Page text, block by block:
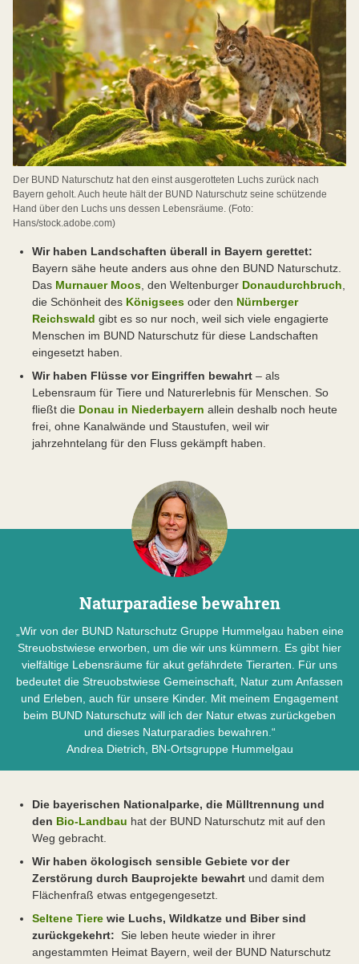
Der BUND Naturschutz hat den einst ausgerotteten Luchs zurück nach
Bayern geholt. Auch heute hält der BUND Naturschutz seine schützende
Hand über den Luchs uns dessen Lebensräume. (Foto:
Hans/stock.adobe.com)
Wir haben Landschaften überall in Bayern gerettet:
Bayern sähe heute anders aus ohne den BUND Naturschutz.
Das Murnauer Moos , den Weltenburger Donaudurchbruch
die Schönheit des Königsees oder den Nürnberger
Reichswald gibt es so nur noch, weil sich viele engagierte
Menschen im BUND Naturschutz für diese Landschaften
eingesetzt haben.
Wir haben Flüsse vor Eingriffen bewahrt – als
Lebensraum für Tiere und Naturerlebnis für Menschen. So
fließt die Donau in Niederbayern allein deshalb noch heute
frei, ohne Kanalwände und Staustufen, weil wir
jahrzehntelang für den Fluss gekämpft haben.
Naturparadiese bewahren
„Wir von der BUND Naturschutz Gruppe Hummelgau haben eine
Streuobstwiese erworben, um die wir uns kümmern. Es gibt hier
vielfältige Lebensräume für akut gefährdete Tierarten. Für uns
bedeutet die Streuobstwiese Gemeinschaft, Natur zum Anfassen
und Erleben, auch für unsere Kinder. Mit meinem Engagement
beim BUND Naturschutz will ich der Natur etwas zurückgeben
und dieses Naturparadies bewahren.“
Andrea Dietrich, BN-Ortsgruppe Hummelgau
Die bayerischen Nationalparke, die Mülltrennung und
den Bio-Landbau hat der BUND Naturschutz mit auf den
Weg gebracht.
Wir haben ökologisch sensible Gebiete vor der
Zerstörung durch Bauprojekte bewahrt und damit dem
Flächenfraß etwas entgegengesetzt.
Seltene Tiere wie Luchs, Wildkatze und Biber sind
zurückgekehrt: Sie leben heute wieder in ihrer
angestammten Heimat Bayern, weil der BUND Naturschutz